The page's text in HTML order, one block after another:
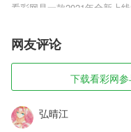
看彩网是一款2021年全新上
础上更新了许多新颖的棋牌
打牌的玩家都能玩，告别操
下风格，致力于打造最为真
体验。
看彩网软件特色
1,自由的为每个文档添加标签
网友评论
下载看彩网
弘晴江